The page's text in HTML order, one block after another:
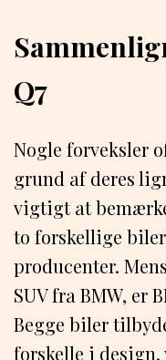
Q7
Nogle forveksler
grund af deres
vigtigt at
to forskellige
producenter.
SUV fra BMW, er
Begge biler
forskelle i